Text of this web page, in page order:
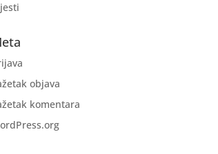
objava
komentara